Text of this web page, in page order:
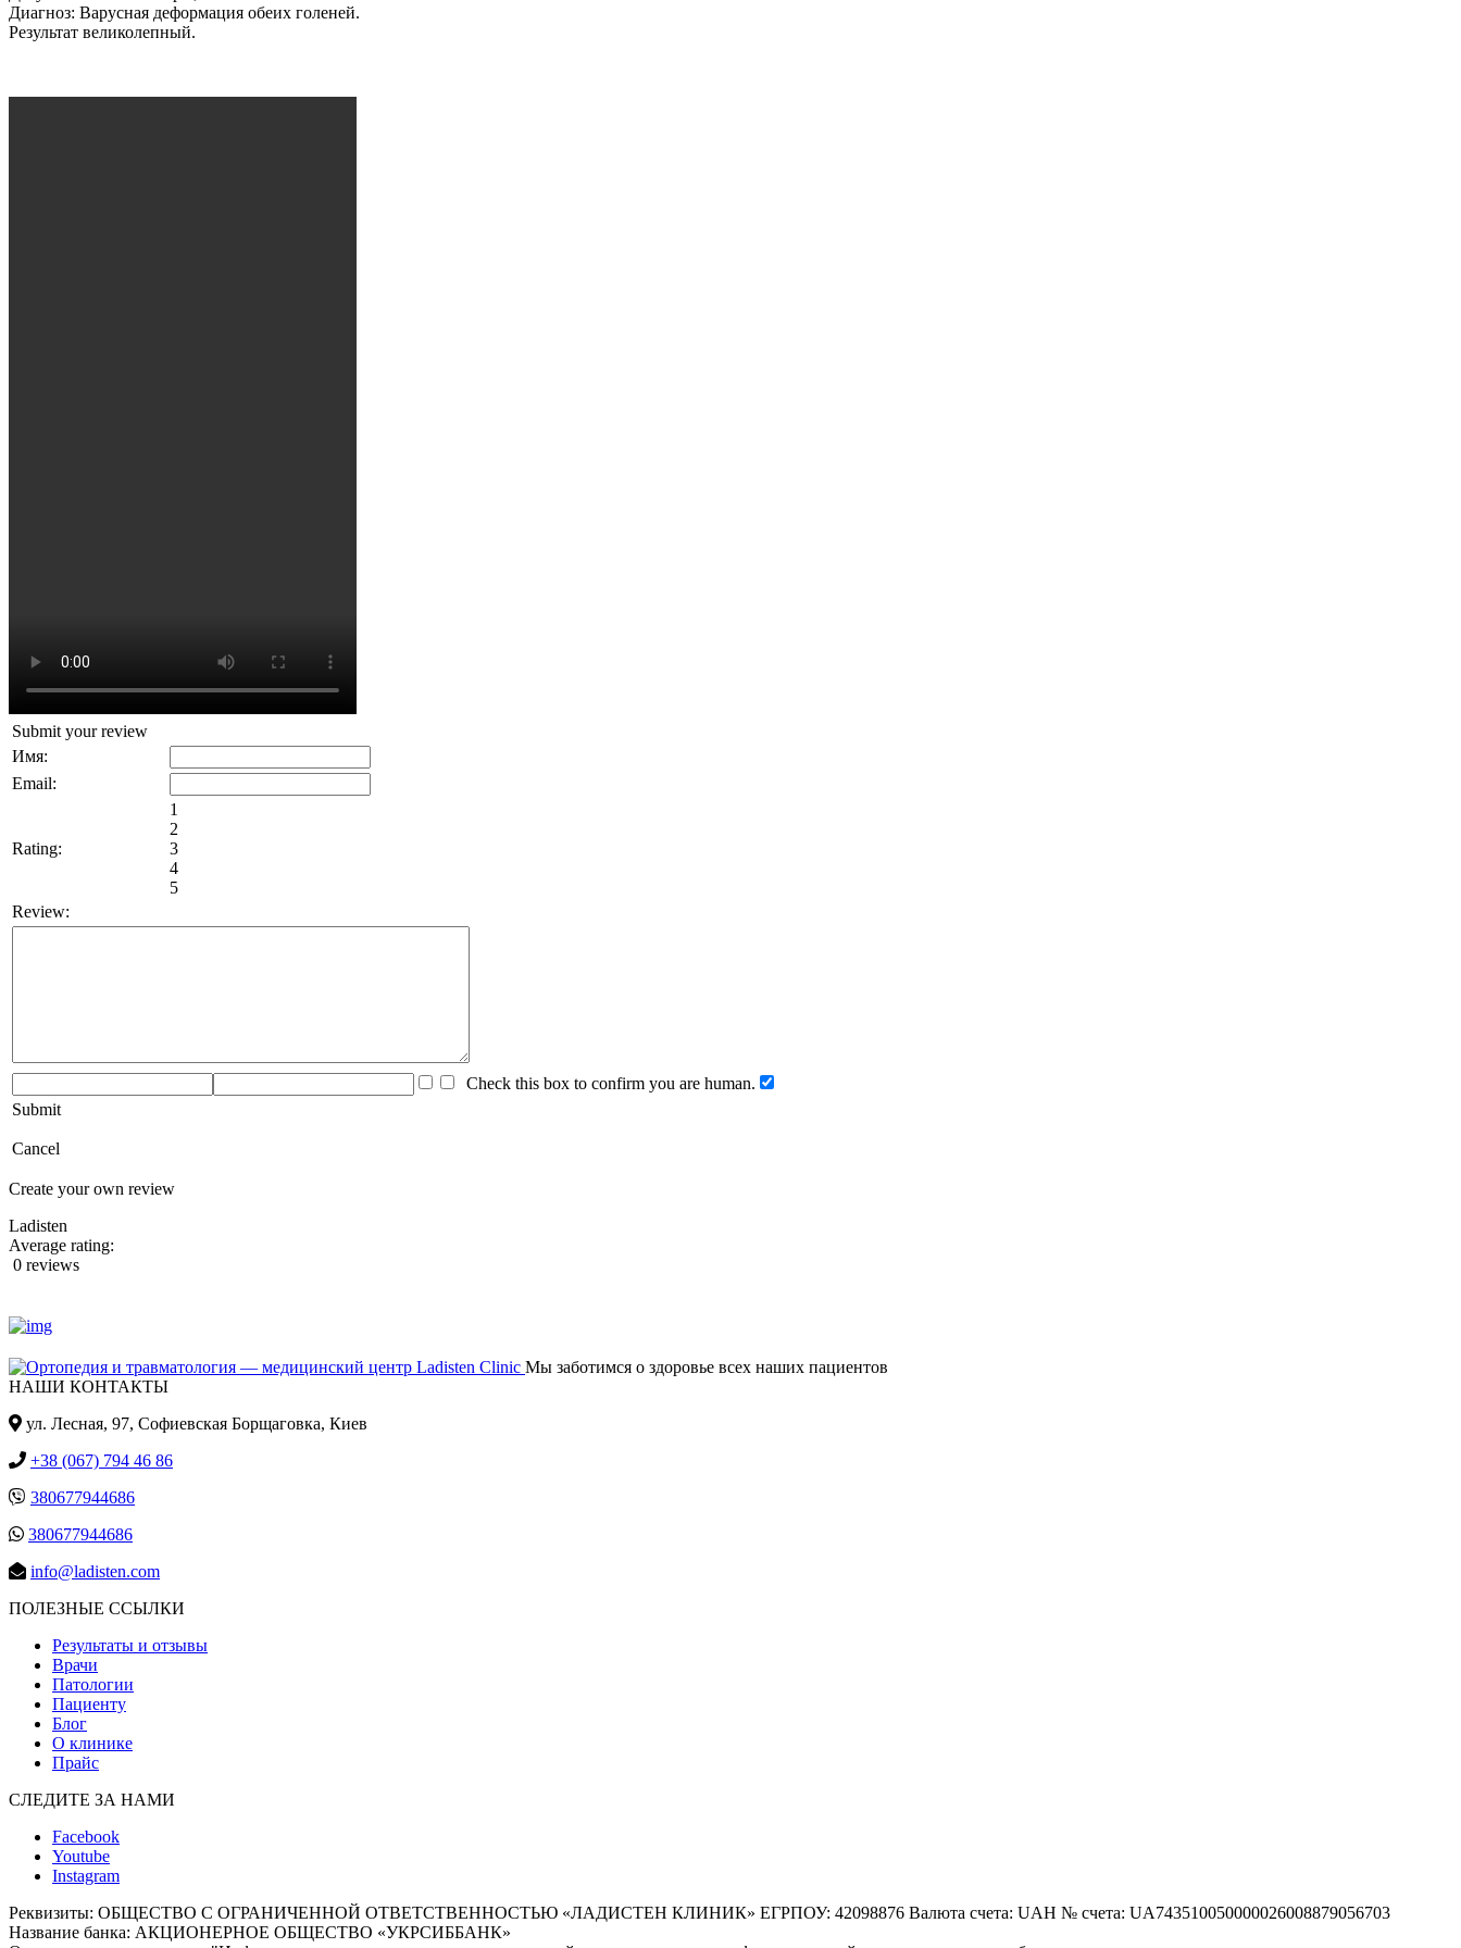
Диагноз: Варусная деформация обеих голеней.
Результат великолепный.
Submit your review
Имя:
Email:
Rating:
1
2
3
4
5
Review:
Check this box to confirm you are human.
Submit
Cancel
Create your own review
Ladisten
Average rating:
0 reviews
Мы заботимся о здоровье всех наших пациентов
НАШИ КОНТАКТЫ
ул. Лесная, 97, Cофиевская Борщаговка, Киев
+38 (067) 794 46 86
380677944686
380677944686
info@ladisten.com
ПОЛЕЗНЫЕ ССЫЛКИ
Результаты и отзывы
Врачи
Патологии
Пациенту
Блог
О клинике
Прайс
СЛЕДИТЕ ЗА НАМИ
Facebook
Youtube
Instagram
Реквизиты: ОБЩЕСТВО С ОГРАНИЧЕННОЙ ОТВЕТСТВЕННОСТЬЮ «ЛАДИСТЕН КЛИНИК» ЕГРПОУ: 42098876 Валюта счета: UAH № счета: UA743510050000026008879056703
Название банка: АКЦИОНЕРНОЕ ОБЩЕСТВО «УКРСИББАНК»